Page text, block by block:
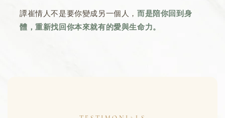
譚崔情人不是要你變成另一個人， 而是陪你回到身
體，重新找回你本來就有的愛與生命力。